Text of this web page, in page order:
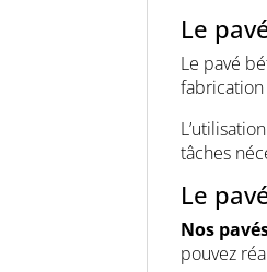
Le
Le pavé
tâches
Le
Nos
pouvez